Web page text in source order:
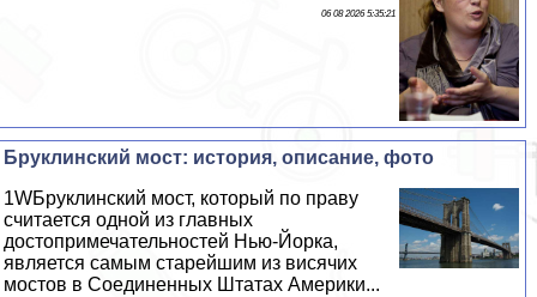
06 08 2026 5:35:21
Бруклинский мост: история, описание, фото
1WБруклинский мост, который по праву
считается одной из главных
достопримечательностей Нью-Йорка,
является самым старейшим из висячих
мостов в Соединенных Штатах Америки...